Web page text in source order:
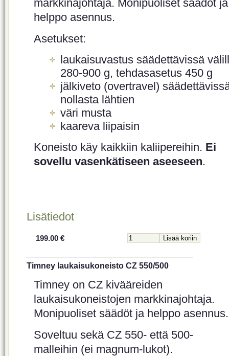
markkinajohtaja. Monipuoliset säädöt ja
helppo asennus.
Asetukset:
laukaisuvastus säädettävissä
280-900 g, tehdasasetus 450 g
jälkiveto (overtravel)
nollasta lähtien
väri musta
kaareva liipaisin
Koneisto käy kaikkiin kaliipereihin. Ei
sovellu vasenkätiseen aseeseen.
Lisätiedot
199.00 €
Timney laukaisukoneisto CZ 550/500
Timney on CZ kivääreiden
laukaisukoneistojen markkinajohtaja.
Monipuoliset säädöt ja helppo asennus.
Soveltuu sekä CZ 550- että 500-
malleihin (ei magnum-lukot).